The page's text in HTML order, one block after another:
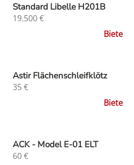
Standard Libelle H201B
19.500€
Biete
Astir Flächenschleifklötz
35€
Biete
ACK - Model E-01 ELT
60€